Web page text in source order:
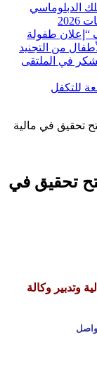
الدبلوماسي
طفولة
من التجنيد
في الملتقى
للتكفل
تحقيق في مالية
تحقيق في
وتدبير وكالة